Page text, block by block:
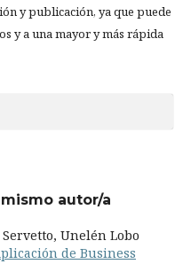
y publicación, ya que puede
y a una mayor y más rápida
autor/a
Unelén Lobo
de Business